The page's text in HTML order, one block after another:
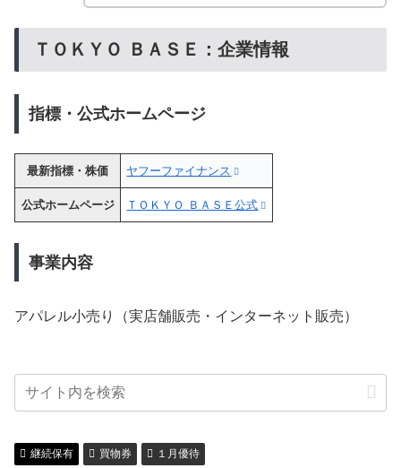
ＴＯＫＹＯ ＢＡＳＥ：企業情報
指標・公式ホームページ
最新指標・株価 ヤフーファイナンス
公式ホームページ ＴＯＫＹＯ ＢＡＳＥ公式
事業内容
アパレル小売り（実店舗販売・インターネット販売）
継続保有 買物券 １月優待